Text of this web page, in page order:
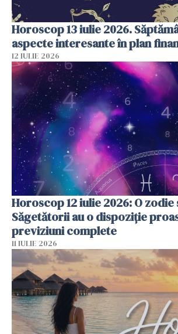
Horoscop 13 iulie 2026.
aspecte interesante în plan
12 IULIE 2026
Horoscop 12 iulie 2026: O
Săgetătorii au o dispoziție
previziuni complete
11 IULIE 2026